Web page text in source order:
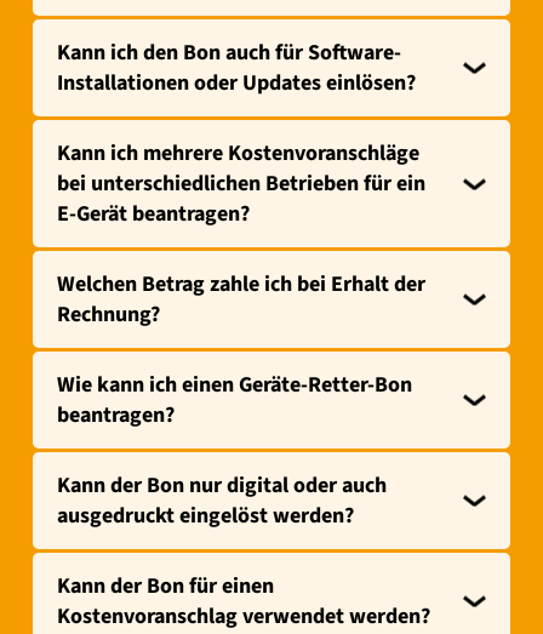
Kann ich den Bon auch für Software-
Installationen oder Updates einlösen?
Kann ich mehrere Kostenvoranschläge
bei unterschiedlichen Betrieben für ein
E-Gerät beantragen?
Welchen Betrag zahle ich bei Erhalt der
Rechnung?
Wie kann ich einen Geräte-Retter-Bon
beantragen?
Kann der Bon nur digital oder auch
ausgedruckt eingelöst werden?
Kann der Bon für einen
Kostenvoranschlag verwendet werden?